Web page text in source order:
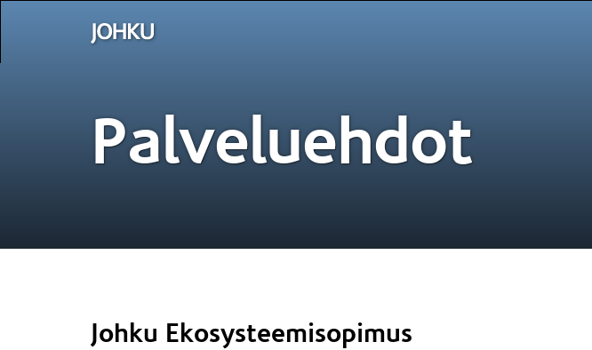
Palveluehdot
Johku Ekosysteemisopimus